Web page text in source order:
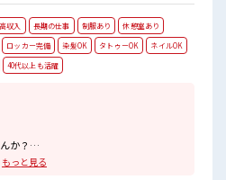
高収入 長期の仕事 制服あり
休憩室あり
ロッカー完備 染髪OK タトゥーOK
ネイルOK
40代以上も活躍
か？
もっと見る